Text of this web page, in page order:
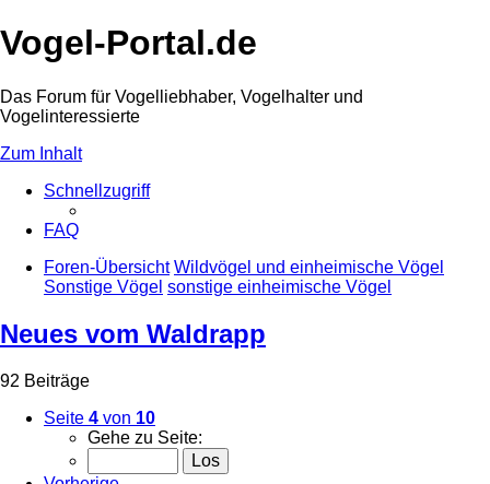
Vogel-Portal.de
Das Forum für Vogelliebhaber, Vogelhalter und
Vogelinteressierte
Zum Inhalt
Schnellzugriff
FAQ
Foren-Übersicht Wildvögel und einheimische Vögel
Sonstige Vögel sonstige einheimische Vögel
Neues vom Waldrapp
92 Beiträge
Seite 4 von 10
Gehe zu Seite: